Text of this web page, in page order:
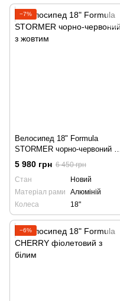
−7%
Велосипед 18" Formula
STORMER чорно-червоний з
жовтим
5 980 грн 6 450 грн
Стан
Новий
Матеріал рами
Алюміній
Колеса
18"
−6%